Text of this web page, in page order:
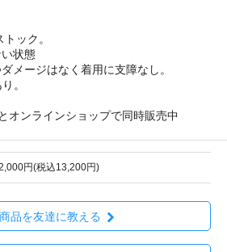
ック。
状態
メージはなく着用に支障なし。
。
オンラインショップで同時販売中
円(税込13,200円)
品を友達に教える